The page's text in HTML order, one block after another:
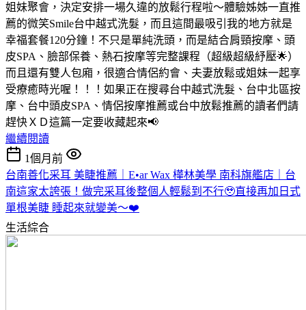
姐妹聚會，決定安排一場久違的放鬆行程啦～體驗姊姊一直推
薦的微笑Smile台中越式洗髮，而且這間最吸引我的地方就是
幸福套餐120分鐘！不只是單純洗頭，而是結合肩頸按摩、頭
皮SPA、臉部保養、熱石按摩等完整課程（超級超級紓壓🌟）
而且還有雙人包廂，很適合情侶約會、夫妻放鬆或姐妹一起享
受療癒時光喔！！！如果正在搜尋台中越式洗髮、台中北區按
摩、台中頭皮SPA、情侶按摩推薦或台中放鬆推薦的讀者們請
趕快ＸＤ這篇一定要收藏起來📢
繼續閱讀
1個月前
台南善化采耳 美睫推薦｜E•ar Wax 樺林美學 南科旗艦店｜台
南這家太誇張！做完采耳後整個人輕鬆到不行🥹直接再加日式
單根美睫 睡起來就變美～❤️
生活綜合